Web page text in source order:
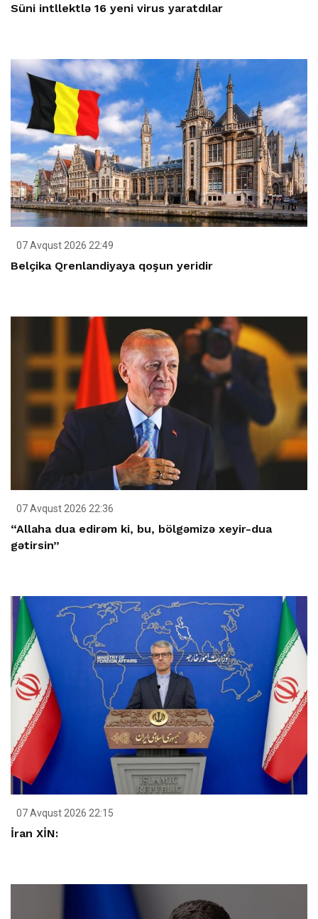
Süni intllektlə 16 yeni virus yaratdılar
07 Avqust 2026 22:49
Belçika Qrenlandiyaya qoşun yeridir
07 Avqust 2026 22:36
“Allaha dua edirəm ki, bu, bölgəmizə xeyir-dua
gətirsin”
07 Avqust 2026 22:15
İran XİN: